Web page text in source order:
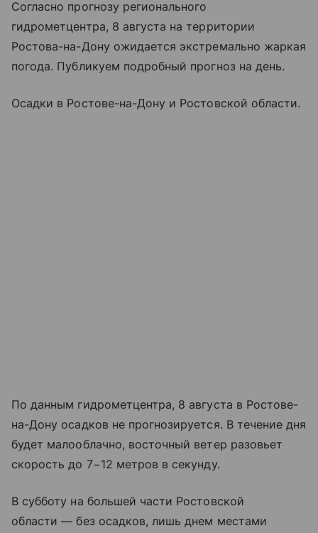
Согласно прогнозу регионального
гидрометцентра, 8 августа на территории
Ростова-на-Дону ожидается экстремально жаркая
погода. Публикуем подробный прогноз на день.
Осадки в Ростове-на-Дону и Ростовской области.
По данным гидрометцентра, 8 августа в Ростове-
на-Дону осадков не прогнозируется. В течение дня
будет малооблачно, восточный ветер разовьет
скорость до 7−12 метров в секунду.
В субботу на большей части Ростовской
области — без осадков, лишь днем местами